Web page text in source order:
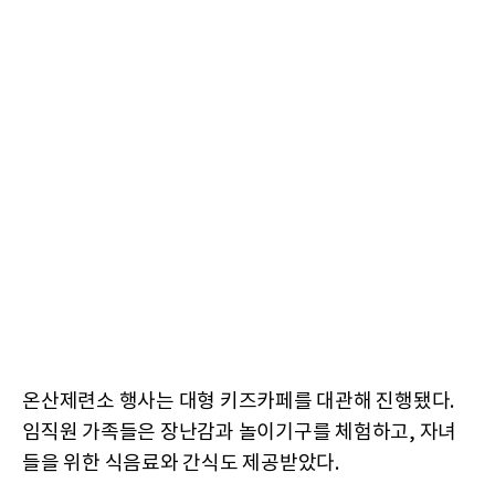
온산제련소 행사는 대형 키즈카페를 대관해 진행됐다.
임직원 가족들은 장난감과 놀이기구를 체험하고, 자녀
들을 위한 식음료와 간식도 제공받았다.